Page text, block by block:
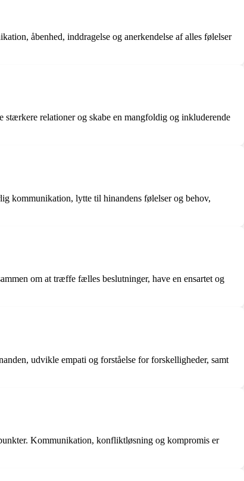
åbenhed, inddragelse og anerkendelse af alles følelser
relationer og skabe en mangfoldig og inkluderende
kommunikation, lytte til hinandens følelser og behov,
om at træffe fælles beslutninger, have en ensartet og
udvikle empati og forståelse for forskelligheder, samt
Kommunikation, konfliktløsning og kompromis er